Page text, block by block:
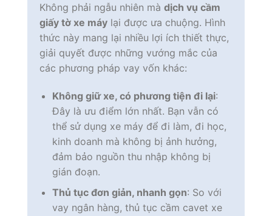
Không phải ngẫu nhiên mà dịch vụ cầm
giấy tờ xe máy lại được ưa chuộng. Hình
thức này mang lại nhiều lợi ích thiết thực,
giải quyết được những vướng mắc của
các phương pháp vay vốn khác:
Không giữ xe, có phương tiện đi lại:
Đây là ưu điểm lớn nhất. Bạn vẫn có
thể sử dụng xe máy để đi làm, đi học,
kinh doanh mà không bị ảnh hưởng,
đảm bảo nguồn thu nhập không bị
gián đoạn.
Thủ tục đơn giản, nhanh gọn: So với
vay ngân hàng, thủ tục cầm cavet xe